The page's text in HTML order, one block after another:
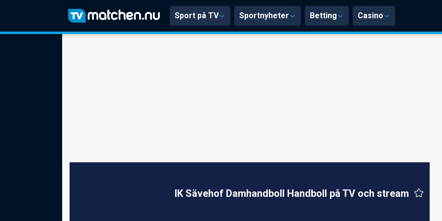
Sport på TV Sportnyheter Betting Casino
IK Sävehof Damhandboll Handboll på TV och stream